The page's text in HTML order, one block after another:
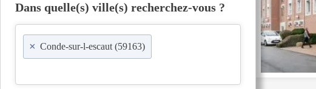
Dans quelle(s) ville(s) recherchez-vous ?
× Conde-sur-l-escaut (59163)